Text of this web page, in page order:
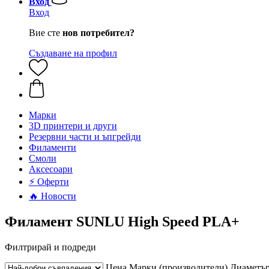
Вход
Вие сте нов потребител?
Създаване на профил
Mарки
3D принтери и други
Резервни части и ъпгрейди
Филаменти
Смоли
Аксесоари
⚡ Оферти
🔥 Новости
Филамент SUNLU High Speed PLA+
Филтрирай и подреди